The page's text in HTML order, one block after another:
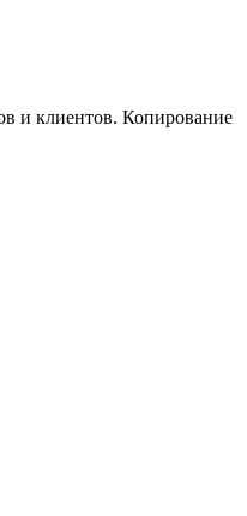
и клиентов. Копирование